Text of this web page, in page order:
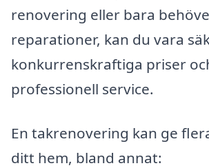
renovering eller bara
reparationer, kan du vara
konkurrenskraftiga priser
professionell service.
En takrenovering kan ge
ditt hem, bland annat: